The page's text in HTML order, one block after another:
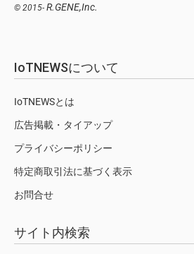
© 2015- R.GENE,Inc.
IoTNEWSについて
IoTNEWSとは
広告掲載・タイアップ
プライバシーポリシー
特定商取引法に基づく表示
お問合せ
サイト内検索